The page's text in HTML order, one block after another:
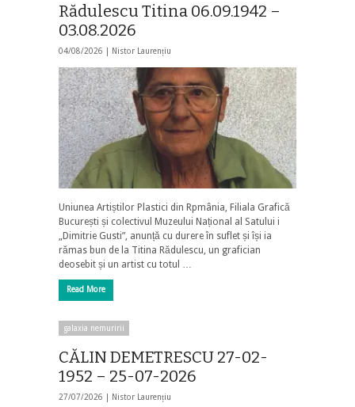
Rădulescu Titina 06.09.1942 –
03.08.2026
04/08/2026 | Nistor Laurențiu
Uniunea Artiștilor Plastici din Rpmânia, Filiala Grafică
București și colectivul Muzeului Național al Satului i
„Dimitrie Gusti”, anunță cu durere în suflet și își ia
rămas bun de la Titina Rădulescu, un grafician
deosebit și un artist cu totul …
Read More
galaxia nemuririi
CĂLIN DEMETRESCU 27-02-
1952 – 25-07-2026
27/07/2026 | Nistor Laurențiu